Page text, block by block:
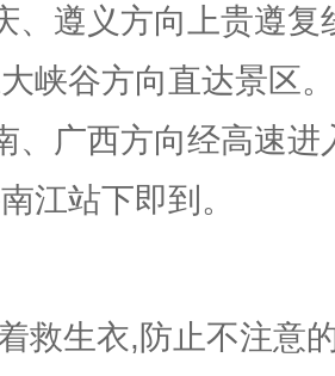
、遵义方向上贵遵
峡谷方向直达景区。
、广西方向经高速
江站下即到。
救生衣,防止不注意